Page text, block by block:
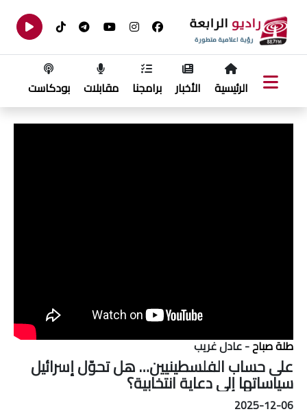
الرئيسية الأخبار برامجنا مقابلات بودكاست
طلة صباح- عادل غريب
على حساب الفلسطينيين… هل تحوّل إسرائيل
سياساتها إلى دعاية انتخابية؟
2025-12-06